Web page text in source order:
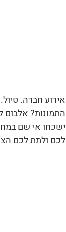
אירוע חברה.
התמונות? אלבום
ישכחו אי שם
לכם ולתת לכם